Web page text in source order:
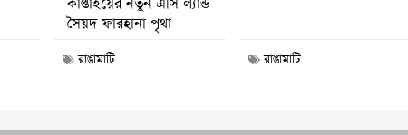
কাপ্তাইয়ের নতুন এসি ল্যান্ড
সৈয়দ ফারহানা পৃথা
রাঙামাটি রাঙামাটি